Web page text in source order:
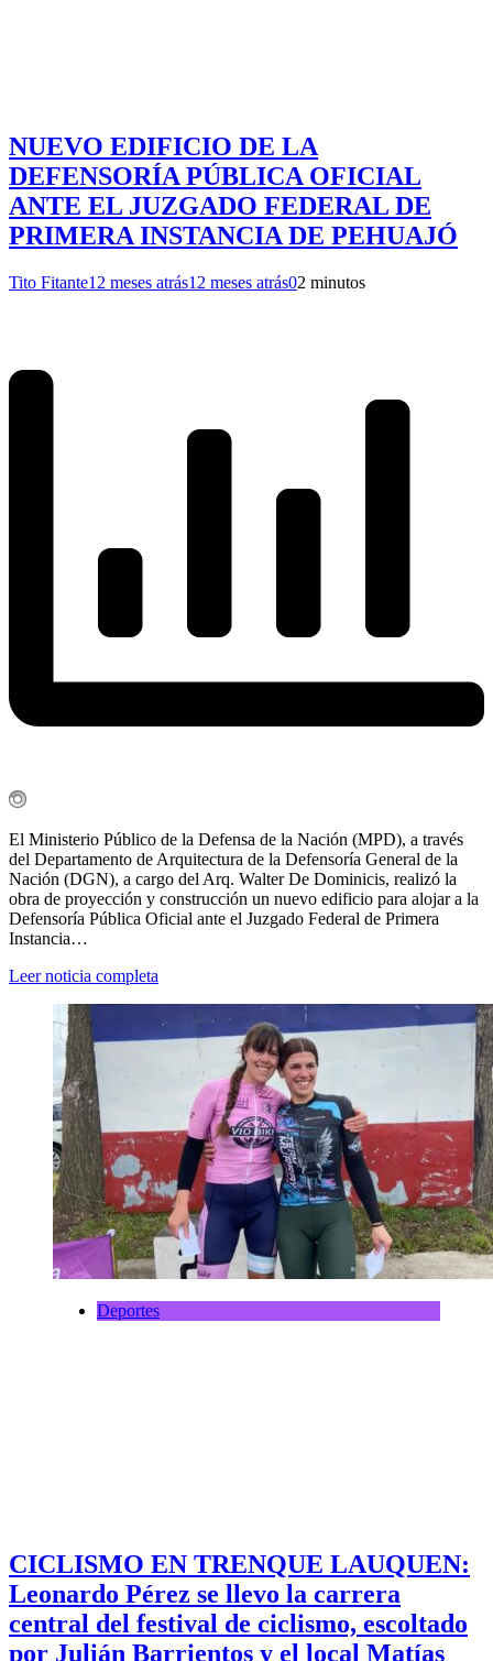
NUEVO EDIFICIO DE LA
DEFENSORÍA PÚBLICA OFICIAL
ANTE EL JUZGADO FEDERAL DE
PRIMERA INSTANCIA DE PEHUAJÓ
Tito Fitante12 meses atrás12 meses atrás02 minutos
El Ministerio Público de la Defensa de la Nación (MPD), a través
del Departamento de Arquitectura de la Defensoría General de la
Nación (DGN), a cargo del Arq. Walter De Dominicis, realizó la
obra de proyección y construcción un nuevo edificio para alojar a la
Defensoría Pública Oficial ante el Juzgado Federal de Primera
Instancia…
Leer noticia completa
Deportes
CICLISMO EN TRENQUE LAUQUEN:
Leonardo Pérez se llevo la carrera
central del festival de ciclismo, escoltado
por Julián Barrientos y el local Matías